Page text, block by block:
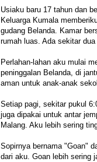
Usiaku baru 17 tahun dan
Keluarga Kumala
gudang Belanda. Kamar
rumah luas. Ada sekitar
Perlahan-lahan aku mulai
peninggalan Belanda, di
aman untuk anak-anak
Setiap pagi, sekitar pukul
juga dipakai untuk antar
Malang. Aku lebih sering
Sopirnya bernama "Goan"
dari aku. Goan lebih sering